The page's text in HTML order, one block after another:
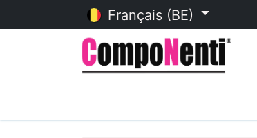
Français (BE)